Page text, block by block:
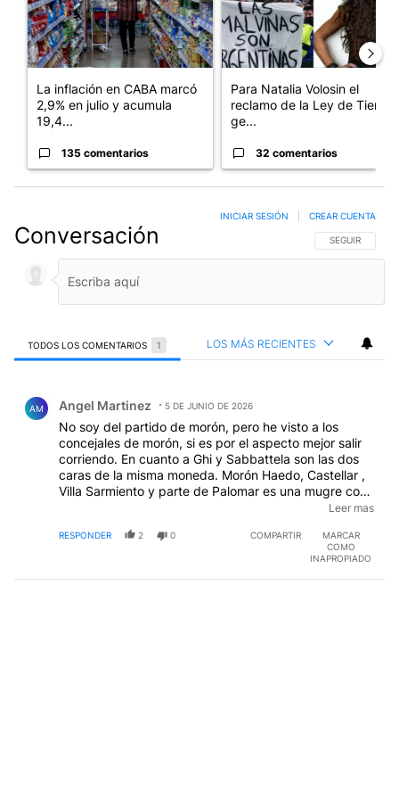
La inflación en CABA marcó
2,9% en julio y acumula
19,4...
135 comentarios
Para Natalia Volosin el
reclamo de la Ley de Tierras
ge...
32 comentarios
Conversación SIGA ESTA
SEGUIR
INICIAR SESIÓN CREAR CUENTA
TODOS LOS COMENTARIOS 1 LOS MÁS RECIENTES
AM Angel Martinez 5 DE JUNIO DE 2026
No soy del partido de morón, pero he visto a los
concejales de morón, si es por el aspecto mejor salir
corriendo. En cuanto a Ghi y Sabbattela son las dos
caras de la misma moneda. Morón Haedo, Castellar ,
Villa Sarmiento y parte de Palomar es una mugre con
calles con cráteres por doquier. No sé que hacen los
mantenimientos de las plazas de los 9000 empleados
Leer mas
RESPONDER 2 0 COMPARTIR
MARCAR
COMO
INAPROPIADO